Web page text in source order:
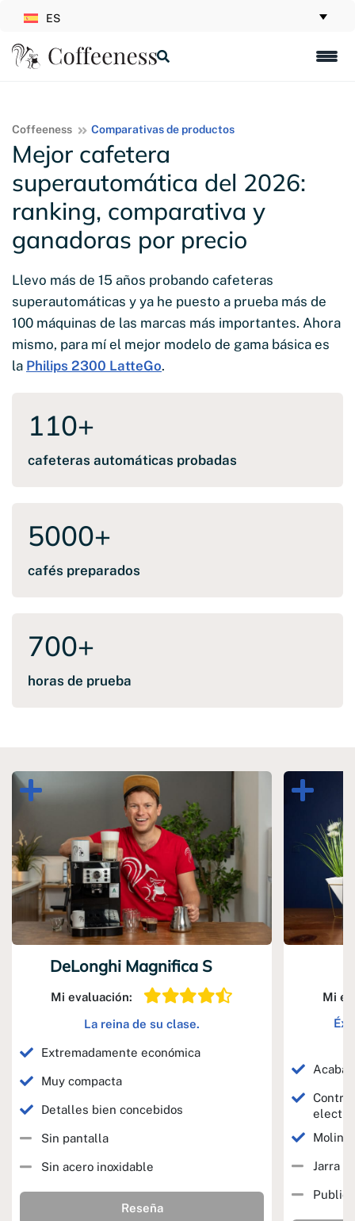
ES
Coffeeness Comparativas de productos
Mejor cafetera
superautomática del 2026:
ranking, comparativa y
ganadoras por precio
Llevo más de 15 años probando cafeteras
superautomáticas y ya he puesto a prueba más de
100 máquinas de las marcas más importantes. Ahora
mismo, para mí el mejor modelo de gama básica es
la Philips 2300 LatteGo.
110+
cafeteras automáticas probadas
5000+
cafés preparados
700+
horas de prueba
DeLonghi Magnifica S
Mi evaluación:
La reina de su clase.
Extremadamente económica
Muy compacta
Detalles bien concebidos
Sin pantalla
Sin acero inoxidable
Reseña
Mi
Jarra